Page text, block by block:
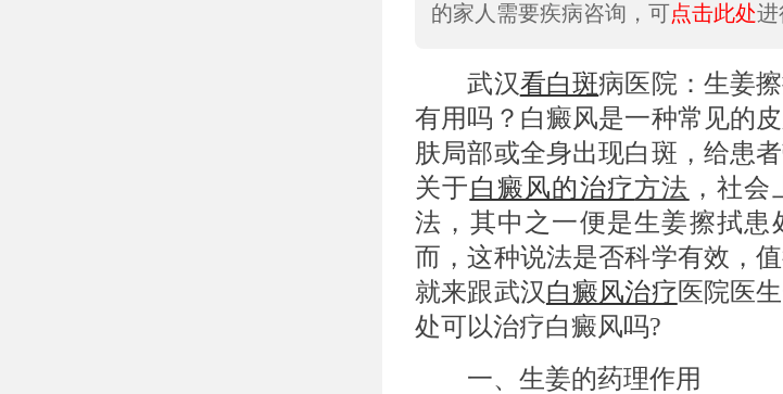
的家人需要疾病咨询，可点击此处进
武汉看白斑病医院：生姜
有用吗？白癜风是一种常见的
肤局部或全身出现白斑，给患
关于白癜风的治疗方法 ，社
法，其中之一便是生姜擦拭患
而，这种说法是否科学有效，
就来跟武汉白癜风治疗医院医
处可以治疗白癜风吗?
一、生姜的药理作用